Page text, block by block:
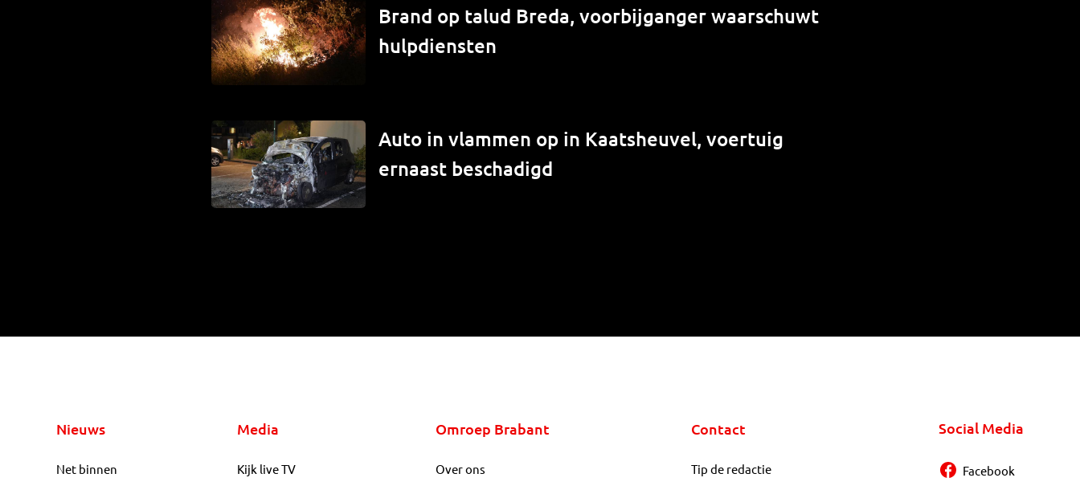
Brand op talud Breda, voorbijganger waarschuwt
hulpdiensten
Auto in vlammen op in Kaatsheuvel, voertuig
ernaast beschadigd
Nieuws
Net binnen
Media
Kijk live TV
Omroep Brabant
Over ons
Contact
Tip de redactie
Social Media
Facebook